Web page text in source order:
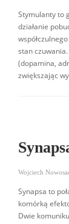
Stymulanty to
działanie
stan
(dopamina,
zwiększając
Wojciech
Synapsa to
komórką
Dwie